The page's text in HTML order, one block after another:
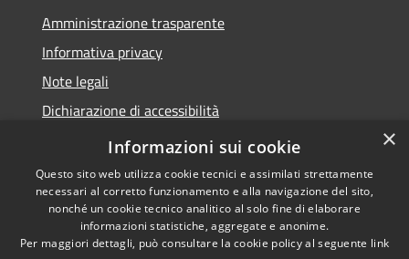
Amministrazione trasparente
Informativa privacy
Note legali
Dichiarazione di accessibilità
Link app municipium
Accessibilità
Copyright © 2026 • Comune di
Bardolino • Powered by
×
Informazioni sui cookie
Questo sito web utilizza cookie tecnici e assimilati strettamente
necessari al corretto funzionamento e alla navigazione del sito,
nonché un cookie tecnico analitico al solo fine di elaborare
informazioni statistiche, aggregate e anonime.
Per maggiori dettagli, può consultare la cookie policy al seguente link